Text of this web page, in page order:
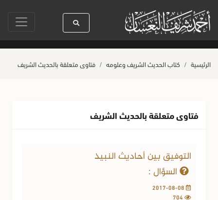
رسول الله ﷺ كله رحمة صلاة آخر أربعاء من صفر حياة القلوب
الرئيسية كتاب الحديث الشريف وعلومه فتاوى متعلقة بالحديث الشريف
فتاوى متعلقة بالحديث الشريف
التوفيق بين أحاديث النبيذ
السؤال :